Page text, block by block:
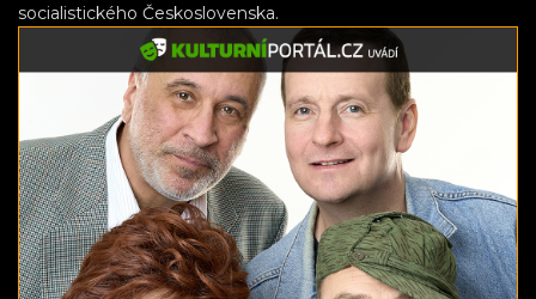
socialistického Československa.